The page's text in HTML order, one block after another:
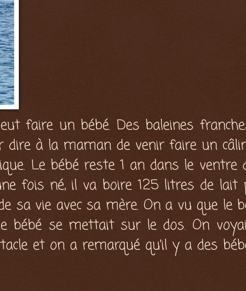
faire un bébé. Des baleines
dire à la maman de venir faire un
Le bébé reste 1 an dans le ventre
fois né, il va boire 125 litres de lait
sa vie avec sa mère. On a vu que le
se mettait sur le dos. On
et on a remarqué qu’il y a des